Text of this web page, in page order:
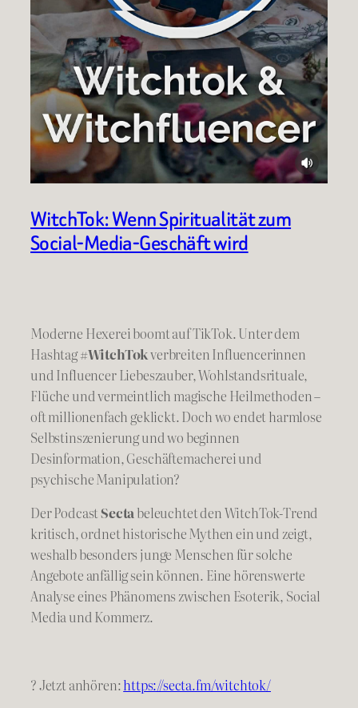
WitchTok: Wenn Spiritualität zum
Social-Media-Geschäft wird
Moderne Hexerei boomt auf TikTok. Unter dem
Hashtag#WitchTokverbreiten Influencerinnen
und Influencer Liebeszauber, Wohlstandsrituale,
Flüche und vermeintlich magische Heilmethoden –
oft millionenfach geklickt. Doch wo endet harmlose
Selbstinszenierung und wo beginnen
Desinformation, Geschäftemacherei und
psychische Manipulation?
Der PodcastSectabeleuchtet den WitchTok-Trend
kritisch, ordnet historische Mythen ein und zeigt,
weshalb besonders junge Menschen für solche
Angebote anfällig sein können. Eine hörenswerte
Analyse eines Phänomens zwischen Esoterik, Social
Media und Kommerz.
? Jetzt anhören:https://secta.fm/witchtok/